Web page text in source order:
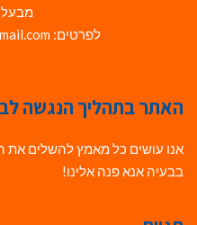
לפרטים: Avihai.ZoomAt@gmail.com
האתר בתהליך הנגשה
אנו עושים כל מאמץ להשלים
בבעיה אנא פנה אלינו!